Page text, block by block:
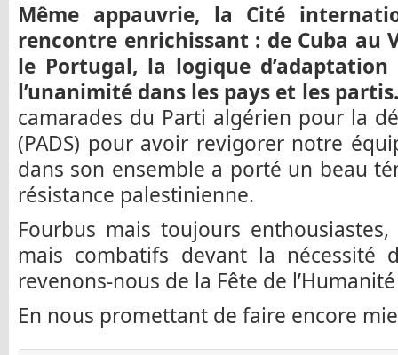
Même appauvrie, la Cité
rencontre enrichissant : de Cuba au
le Portugal, la logique
l’unanimité dans les pays et les partis.
camarades du Parti algérien pour la
(PADS) pour avoir revigorer notre
dans son ensemble a porté un beau
résistance palestinienne.
Fourbus mais toujours enthousiastes,
mais combatifs devant la nécessité
revenons-nous de la Fête de
En nous promettant de faire encore